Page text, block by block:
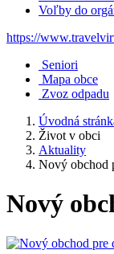
Voľby do
https://
Seniori
Mapa obce
Zvoz odpadu
Úvodná
Život v obci
Aktuality
Nový obchod
Nový